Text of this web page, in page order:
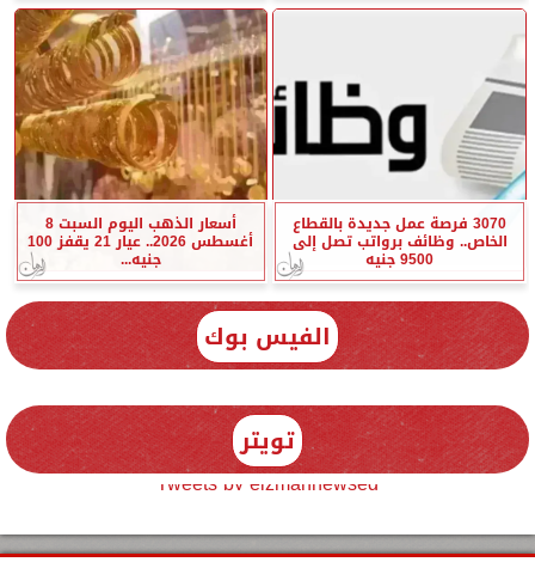
3070 فرصة عمل جديدة بالقطاع
الخاص.. وظائف برواتب تصل إلى
9500 جنيه
أسعار الذهب اليوم السبت 8
أغسطس 2026.. عيار 21 يقفز 100
جنيه...
الفيس بوك
تويتر
Tweets by elzmannewseg